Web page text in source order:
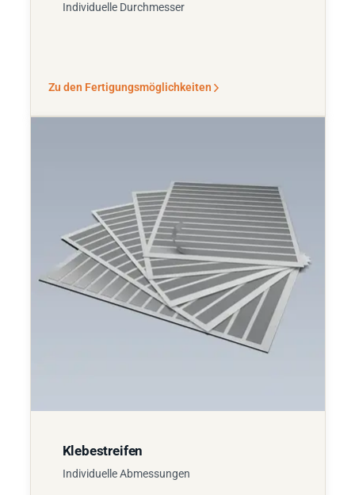
Individuelle Durchmesser
Zu den Fertigungsmöglichkeiten
Klebestreifen
Individuelle Abmessungen